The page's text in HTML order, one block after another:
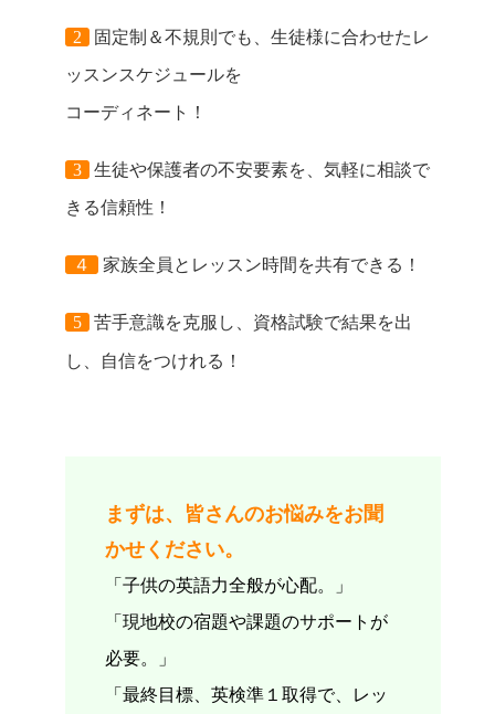
2
固定制＆不規則でも、生徒様に合わせたレ
ッスンスケジュールを
コーディネート！
3
生徒や保護者の不安要素を、気軽に相談で
きる信頼性！
４ 家族全員とレッスン時間を共有できる！
5 苦手意識を克服し、資格試験で結果を出
し、自信をつけれる！
まずは、皆さんのお悩みをお聞
かせください。
「子供の英語力全般が心配。」
「現地校の宿題や課題のサポートが
必要。」
「最終目標、英検準１取得で、レッ